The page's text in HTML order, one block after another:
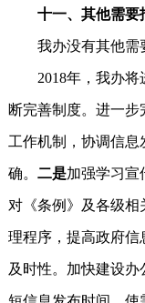
十一、其他需要
我办没有其他需要
2018年，我办将
断完善制度。进一
工作机制，协调信
确。 二是加强学习宣
对《条例》及各级
理程序，提高政府信
及时性。加快建设